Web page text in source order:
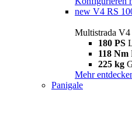
new V4 RS
Multistrada V4
180 PS
118 Nm
225 kg
Mehr
Panigale